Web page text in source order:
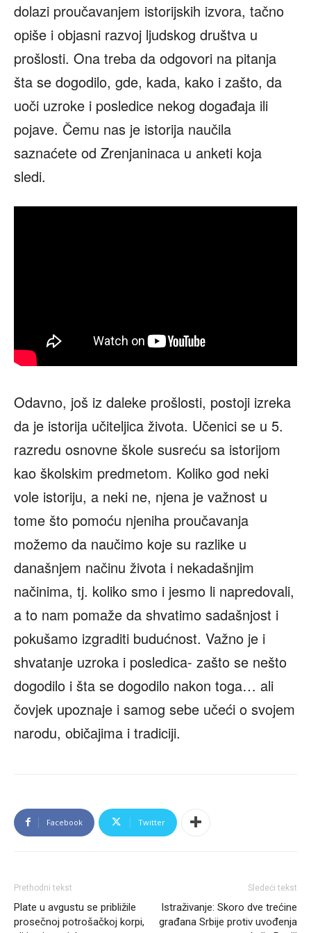
dolazi proučavanjem istorijskih izvora, tačno
opiše i objasni razvoj ljudskog društva u
prošlosti. Ona treba da odgovori na pitanja
šta se dogodilo, gde, kada, kako i zašto, da
uoči uzroke i posledice nekog događaja ili
pojave. Čemu nas je istorija naučila
saznaćete od Zrenjaninaca u anketi koja
sledi.
Odavno, još iz daleke prošlosti, postoji izreka
da je istorija učiteljica života. Učenici se u 5.
razredu osnovne škole susreću sa istorijom
kao školskim predmetom. Koliko god neki
vole istoriju, a neki ne, njena je važnost u
tome što pomoću njeniha proučavanja
možemo da naučimo koje su razlike u
današnjem načinu života i nekadašnjim
načinima, tj. koliko smo i jesmo li napredovali,
a to nam pomaže da shvatimo sadašnjost i
pokušamo izgraditi budućnost. Važno je i
shvatanje uzroka i posledica- zašto se nešto
dogodilo i šta se dogodilo nakon toga… ali
čovjek upoznaje i samog sebe učeći o svojem
narodu, običajima i tradiciji.
Facebook Twitter
Prethodni tekst
Plate u avgustu se približile
prosečnoj potrošačkoj korpi,
Sledeći tekst
Istraživanje: Skoro dve trećine
građana Srbije protiv uvođenja